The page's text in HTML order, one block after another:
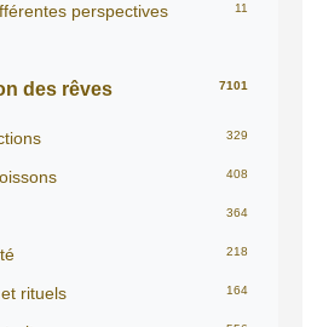
perspectives 11
des rêves 7101
329
408
364
218
rituels 164